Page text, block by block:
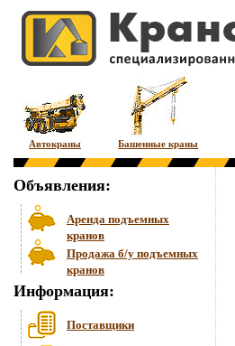
Автокраны Башенные краны
Объявления:
Аренда подъемных
кранов
Продажа б/у подъемных
кранов
Информация:
Поставщики